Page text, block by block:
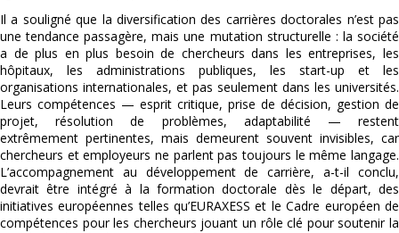
Il a souligné que la diversification des carrières doctorales n’est pas
une tendance passagère, mais une mutation structurelle : la société
a de plus en plus besoin de chercheurs dans les entreprises, les
hôpitaux, les administrations publiques, les start-up et les
organisations internationales, et pas seulement dans les universités.
Leurs compétences — esprit critique, prise de décision, gestion de
projet, résolution de problèmes, adaptabilité — restent
extrêmement pertinentes, mais demeurent souvent invisibles, car
chercheurs et employeurs ne parlent pas toujours le même langage.
L’accompagnement au développement de carrière, a-t-il conclu,
devrait être intégré à la formation doctorale dès le départ, des
initiatives européennes telles qu’EURAXESS et le Cadre européen de
compétences pour les chercheurs jouant un rôle clé pour soutenir la